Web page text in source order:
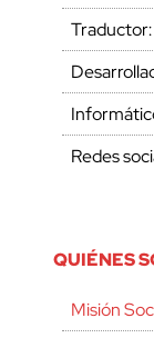
Redes
QUIÉNES
Misión